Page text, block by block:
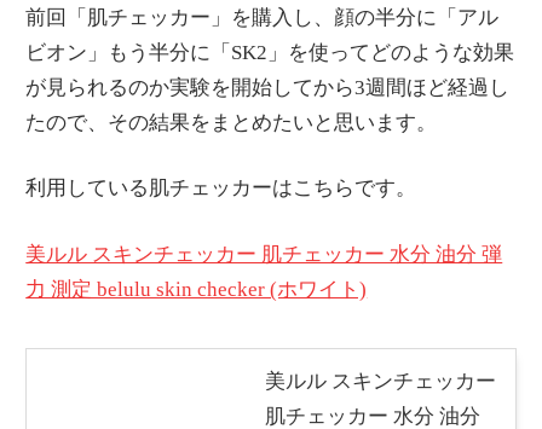
前回「肌チェッカー」を購入し、顔の半分に「アル
ビオン」もう半分に「SK2」を使ってどのような効果
が見られるのか実験を開始してから3週間ほど経過し
たので、その結果をまとめたいと思います。
利用している肌チェッカーはこちらです。
美ルル スキンチェッカー 肌チェッカー 水分 油分 弾
力 測定 belulu skin checker (ホワイト)
美ルル スキンチェッカー
肌チェッカー 水分 油分